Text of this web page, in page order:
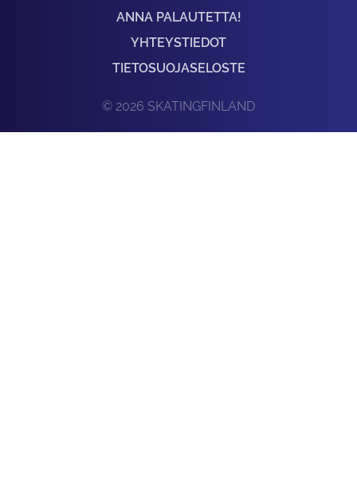
ANNA PALAUTETTA!
YHTEYSTIEDOT
TIETOSUOJASELOSTE
© 2026 SKATINGFINLAND